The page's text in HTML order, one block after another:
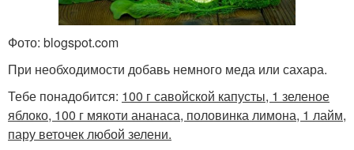
Фото: blogspot.com
При необходимости добавь немного меда или сахара.
Тебе понадобится: 100 г савойской капусты, 1 зеленое
яблоко, 100 г мякоти ананаса, половинка лимона, 1 лайм,
пару веточек любой зелени.